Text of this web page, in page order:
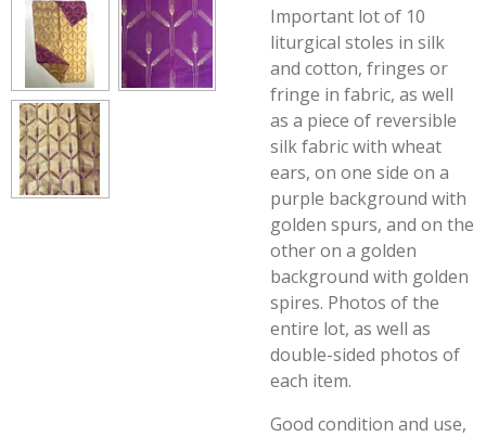
Important lot of 10
liturgical stoles in silk
and cotton, fringes or
fringe in fabric, as well
as a piece of reversible
silk fabric with wheat
ears, on one side on a
purple background with
golden spurs, and on the
other on a golden
background with golden
spires. Photos of the
entire lot, as well as
double-sided photos of
each item.
Good condition and use,